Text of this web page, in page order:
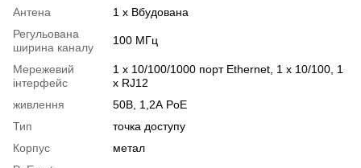
Антена
1 х Вбудована
Регульована
ширина каналу
100 МГц
Мережевий
інтерфейс
1 x 10/100/1000 порт Ethernet, 1 x 10/100, 1
x RJ12
живлення
50В, 1,2А PoE
Тип
точка доступу
Корпус
метал